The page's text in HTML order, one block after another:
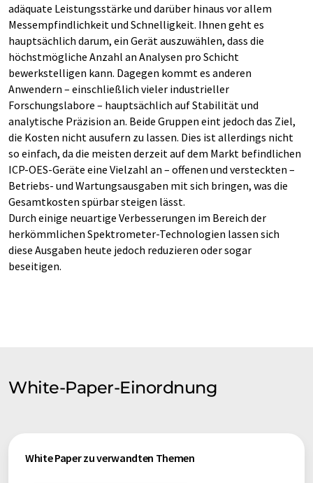
adäquate Leistungsstärke und darüber hinaus vor allem
Messempfindlichkeit und Schnelligkeit. Ihnen geht es
hauptsächlich darum, ein Gerät auszuwählen, dass die
höchstmögliche Anzahl an Analysen pro Schicht
bewerkstelligen kann. Dagegen kommt es anderen
Anwendern – einschließlich vieler industrieller
Forschungslabore – hauptsächlich auf Stabilität und
analytische Präzision an. Beide Gruppen eint jedoch das Ziel,
die Kosten nicht ausufern zu lassen. Dies ist allerdings nicht
so einfach, da die meisten derzeit auf dem Markt befindlichen
ICP-OES-Geräte eine Vielzahl an – offenen und versteckten –
Betriebs- und Wartungsausgaben mit sich bringen, was die
Gesamtkosten spürbar steigen lässt.
Durch einige neuartige Verbesserungen im Bereich der
herkömmlichen Spektrometer-Technologien lassen sich
diese Ausgaben heute jedoch reduzieren oder sogar
beseitigen.
White-Paper-Einordnung
White Paper zu verwandten Themen